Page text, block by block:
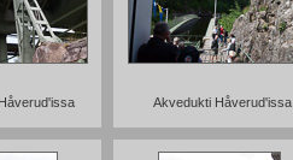
Akvedukti Håverud'issa